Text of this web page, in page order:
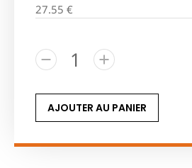
27.55 €
AJOUTER AU PANIER